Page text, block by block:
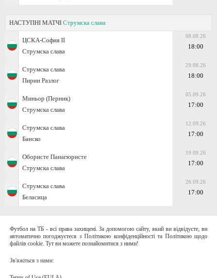
НАСТУПНІ МАТЧІ Струмска слава
ЦСКА-София II
Струмска слава
08.08.26
18:00
Струмска слава
Пирин Разлог
29.08.26
18:00
Миньор (Перник)
Струмска слава
05.09.26
17:00
Струмска слава
Банско
12.09.26
17:00
Обористе Панагюристе
Струмска слава
19.09.26
17:00
Струмска слава
Беласица
26.09.26
17:00
Футбол на ТБ - всі права захищені. За допомогою сайту, який ви відвідуєте, ви
автоматично погоджуєтеся з Політикою конфіденційності та Політикою щодо
файлів cookie. Тут ви можете познайомитися з ними!
Зв'яжіться з нами: